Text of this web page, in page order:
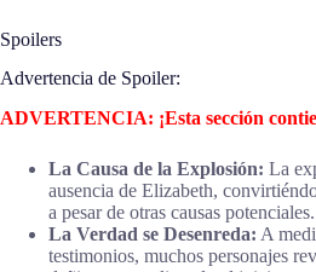
Spoilers
Advertencia de Spoiler:
ADVERTENCIA: ¡Esta sección
La Causa de la Explosión: La
ausencia de Elizabeth,
a pesar de otras causas potenciales.
La Verdad se Desenreda: A
testimonios, muchos personajes